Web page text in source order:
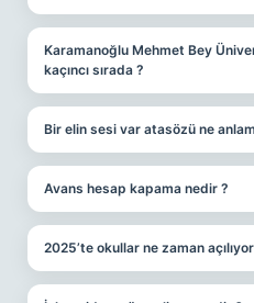
Karamanoğlu Mehmet Bey
kaçıncı sırada ?
Bir elin sesi var atasözü ne
Avans hesap kapama nedir ?
2025’te okullar ne zaman